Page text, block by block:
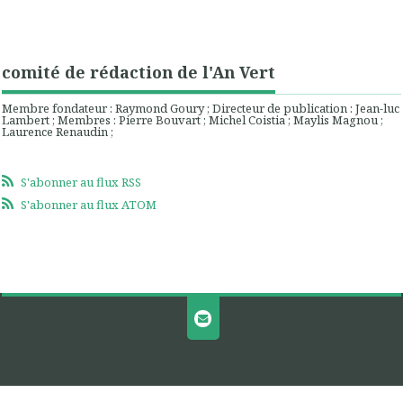
comité de rédaction de l'An Vert
Membre fondateur : Raymond Goury ; Directeur de publication : Jean-luc
Lambert ; Membres : Pierre Bouvart ; Michel Coistia ; Maylis Magnou ;
Laurence Renaudin ;
S'abonner au flux RSS
S'abonner au flux ATOM